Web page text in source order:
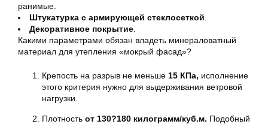
ранимые.
Штукатурка с армирующей стеклосеткой
Декоративное покрытие
Какими параметрами обязан владеть минераловатный
материал для утепления «мокрый фасад»?
Крепость на разрыв не меньше 15 КПа, исполнение
этого критерия нужно для выдерживания ветровой
нагрузки.
Плотность от 130?180 килограмм/куб.м. Подобный